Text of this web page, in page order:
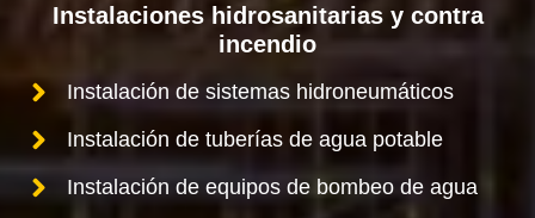
Instalaciones hidrosanitarias y contra
incendio
Instalación de sistemas hidroneumáticos
Instalación de tuberías de agua potable
Instalación de equipos de bombeo de agua